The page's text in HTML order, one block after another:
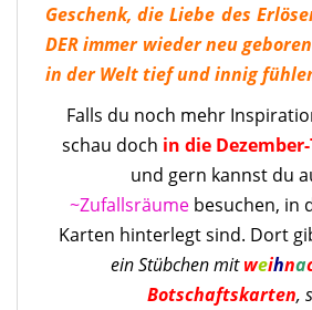
Geschenk, die Liebe des
DER immer wieder neu
in der Welt tief und innig
Falls du noch mehr
schau doch in die
und gern kannst du
~Zufallsräume besuchen, in
Karten hinterlegt sind. Dort
ein Stübchen mitweihna
Botschaftskarten,